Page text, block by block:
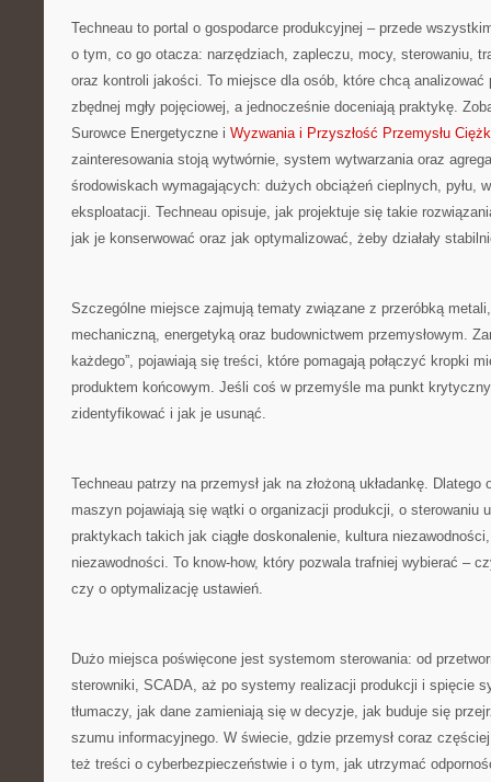
Techneau to portal o gospodarce produkcyjnej – przede
o tym, co go otacza: narzędziach, zapleczu, mocy, sterowaniu,
oraz kontroli jakości. To miejsce dla osób, które chcą analizować
zbędnej mgły pojęciowej, a jednocześnie doceniają praktykę.
Surowce Energetyczne i Wyzwania i Przyszłość Przemysłu
zainteresowania stoją wytwórnie, system wytwarzania oraz
środowiskach wymagających: dużych obciążeń cieplnych, pyłu,
eksploatacji. Techneau opisuje, jak projektuje się takie
jak je konserwować oraz jak optymalizować, żeby działały
Szczególne miejsce zajmują tematy związane z przeróbką
mechaniczną, energetyką oraz budownictwem przemysłowym.
każdego”, pojawiają się treści, które pomagają połączyć kropki
produktem końcowym. Jeśli coś w przemyśle ma punkt
zidentyfikować i jak je usunąć.
Techneau patrzy na przemysł jak na złożoną układankę.
maszyn pojawiają się wątki o organizacji produkcji, o sterowaniu
praktykach takich jak ciągłe doskonalenie, kultura
niezawodności. To know-how, który pozwala trafniej wybierać –
czy o optymalizację ustawień.
Dużo miejsca poświęcone jest systemom sterowania: od
sterowniki, SCADA, aż po systemy realizacji produkcji i spięcie
tłumaczy, jak dane zamieniają się w decyzje, jak buduje się
szumu informacyjnego. W świecie, gdzie przemysł coraz
też treści o cyberbezpieczeństwie i o tym, jak utrzymać